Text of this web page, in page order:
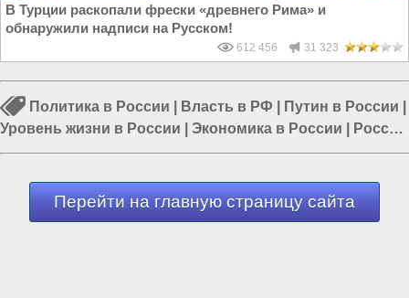
В Турции раскопали фрески «древнего Рима» и
обнаружили надписи на Русском!
612 456 31 323
Политика в России Власть в РФ Путин в России
Уровень жизни в России
Экономика в России
Россия
и Запад|Ипотека в России
Перейти на главную страницу сайта